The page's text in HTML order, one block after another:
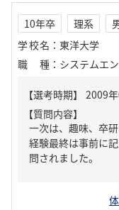
10年卒 理系
学校名 ： 東洋大学
職種 ： システムエ
【質問内容】
一次は、趣味、卒
経験最終は事前に
問されました。